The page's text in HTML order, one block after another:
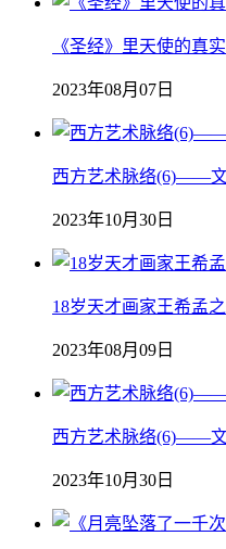
《圣经》里天使的真
2023年08月07日
西方艺术脉络(6)——
2023年10月30日
18岁天才画家王希孟
2023年08月09日
西方艺术脉络(6)——
2023年10月30日